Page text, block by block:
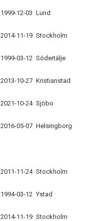
1999-12-03 Lund
2014-11-19 Stockholm
1999-03-12 Södertälje
2013-10-27 Kristianstad
2021-10-24 Sjöbo
2016-05-07 Helsingborg
2011-11-24 Stockholm
1994-03-12 Ystad
2014-11-19 Stockholm